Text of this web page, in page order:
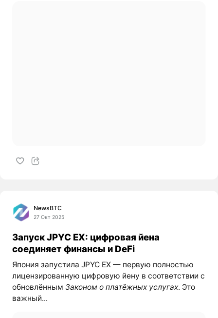
NewsBTC
27 Окт 2025
Запуск JPYC EX: цифровая йена
соединяет финансы и DeFi
Япония запустила JPYC EX — первую полностью
лицензированную цифровую йену в соответствии с
обновлённым Законом о платёжных услугах. Это
важный...